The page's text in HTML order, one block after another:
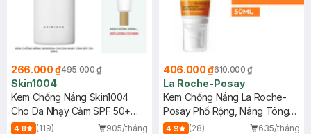
266.000 ₫495.000 ₫
Skin1004
Kem Chống Nắng Skin1004
Cho Da Nhạy Cảm SPF 50+
50ml
4.8 (119)
905/tháng
406.000 ₫610.000 ₫
La Roche-Posay
Kem Chống Nắng La Roche-
Posay Phổ Rộng, Nâng Tông
Kiềm Dầu 50ml
4.9 (28)
635/tháng